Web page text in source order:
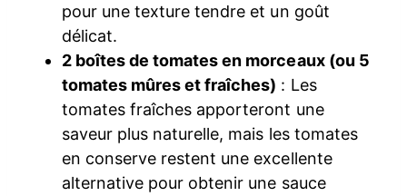
pour une texture tendre et un goût
délicat.
2 boîtes de tomates en morceaux (ou 5
tomates mûres et fraîches) : Les
tomates fraîches apporteront une
saveur plus naturelle, mais les tomates
en conserve restent une excellente
alternative pour obtenir une sauce